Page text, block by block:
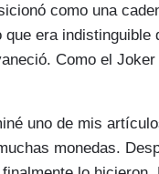
como una
era indistinguible
Como el
uno de mis
monedas.